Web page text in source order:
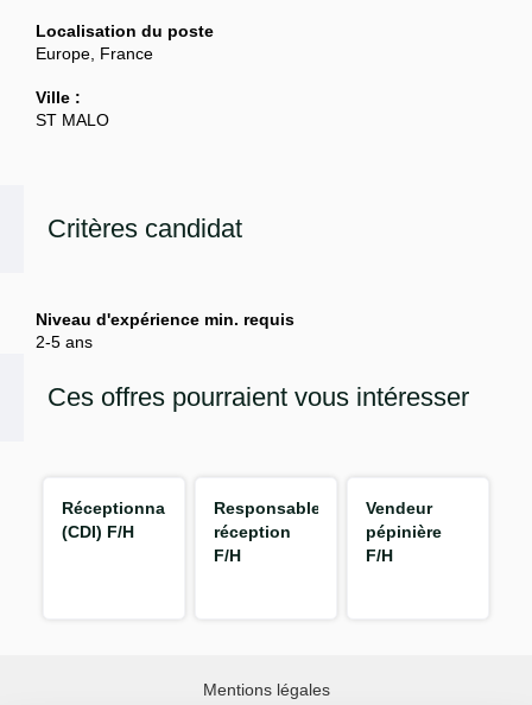
Localisation du poste
Europe, France
Ville :
ST MALO
Critères candidat
Niveau d'expérience min. requis
2-5 ans
Ces offres pourraient vous intéresser
Réceptionnaire
(CDI) F/H
Responsable
réception
F/H
Vendeur
pépinière
F/H
Mentions légales